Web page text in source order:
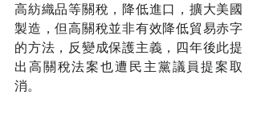
高紡織品等關稅，降低進口，擴大美國
製造，但高關稅並非有效降低貿易赤字
的方法，反變成保護主義，四年後此提
出高關稅法案也遭民主黨議員提案取
消。